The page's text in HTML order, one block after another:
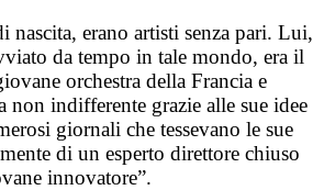
nascita, erano artisti senza pari. Lui,
da tempo in tale mondo, era il
orchestra della Francia e
non indifferente grazie alle sue idee
giornali che tessevano le sue
di un esperto direttore chiuso
innovatore”.